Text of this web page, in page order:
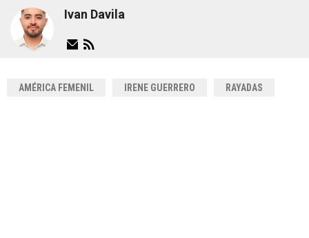
Ivan Davila
AMÉRICA FEMENIL IRENE GUERRERO RAYADAS